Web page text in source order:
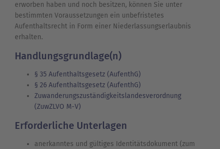
erworben haben und noch besitzen, können Sie unter
bestimmten Voraussetzungen ein unbefristetes
Aufenthaltsrecht in Form einer Niederlassungserlaubnis
erhalten.
Handlungsgrundlage(n)
§ 35 Aufenthaltsgesetz (AufenthG)
§ 26 Aufenthaltsgesetz (AufenthG)
Zuwanderungszuständigkeitslandesverordnung
(ZuwZLVO M-V)
Erforderliche Unterlagen
anerkanntes und gültiges Identitätsdokument (zum